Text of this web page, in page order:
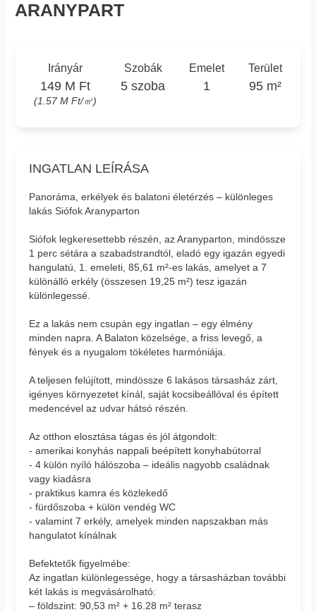
ARANYPART
Irányár
149 M Ft
(1.57 M Ft/㎡)
Szobák
5 szoba
Emelet
1
Terület
95 m²
INGATLAN LEÍRÁSA
Panoráma, erkélyek és balatoni életérzés – különleges
lakás Siófok Aranyparton
Siófok legkeresettebb részén, az Aranyparton, mindössze
1 perc sétára a szabadstrandtól, eladó egy igazán egyedi
hangulatú, 1. emeleti, 85,61 m²-es lakás, amelyet a 7
különálló erkély (összesen 19,25 m²) tesz igazán
különlegessé.
Ez a lakás nem csupán egy ingatlan – egy élmény
minden napra. A Balaton közelsége, a friss levegő, a
fények és a nyugalom tökéletes harmóniája.
A teljesen felújított, mindössze 6 lakásos társasház zárt,
igényes környezetet kínál, saját kocsibeállóval és épített
medencével az udvar hátsó részén.
Az otthon elosztása tágas és jól átgondolt:
- amerikai konyhás nappali beépített konyhabútorral
- 4 külön nyíló hálószoba – ideális nagyobb családnak
vagy kiadásra
- praktikus kamra és közlekedő
- fürdőszoba + külön vendég WC
- valamint 7 erkély, amelyek minden napszakban más
hangulatot kínálnak
Befektetők figyelmébe:
Az ingatlan különlegessége, hogy a társasházban további
két lakás is megvásárolható:
– földszint: 90,53 m² + 16.28 m² terasz